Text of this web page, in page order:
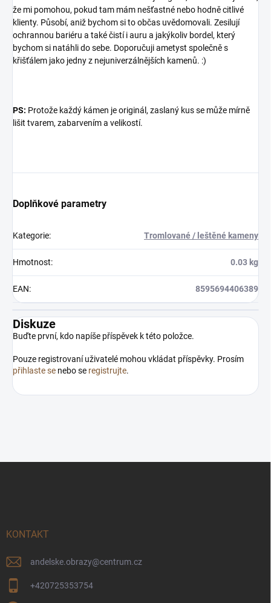
že mi pomohou, pokud tam mám nešťastné nebo hodně citlivé
klienty. Působí, aniž bychom si to občas uvědomovali. Zesilují
ochrannou bariéru a také čistí i auru a jakýkoliv bordel, který
bychom si natáhli do sebe. Doporučuji ametyst společně s
křišťálem jako jedny z nejuniverzálnějších kamenů. :)
PS: Protože každý kámen je originál, zaslaný kus se může mírně
lišit tvarem, zabarvením a velikostí.
Doplňkové parametry
Kategorie: Tromlované / leštěné kameny
Hmotnost: 0.03 kg
EAN: 8595694406389
Diskuze
Buďte první, kdo napíše příspěvek k této položce.
Pouze registrovaní uživatelé mohou vkládat příspěvky. Prosím
přihlaste se nebo se registrujte.
KONTAKT
andelske.obrazy@centrum.cz
+420725353754